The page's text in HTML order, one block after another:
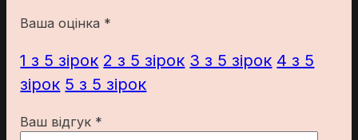
Ваша оцінка *
1 з 5 зірок 2 з 5 зірок 3 з 5 зірок 4 з 5
зірок 5 з 5 зірок
Ваш відгук *